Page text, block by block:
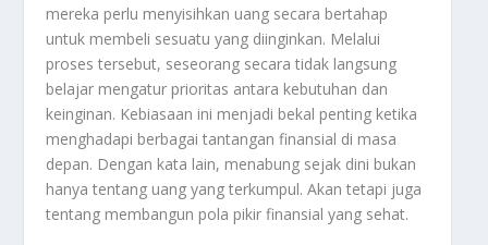
mereka perlu menyisihkan uang secara bertahap
untuk membeli sesuatu yang diinginkan. Melalui
proses tersebut, seseorang secara tidak langsung
belajar mengatur prioritas antara kebutuhan dan
keinginan. Kebiasaan ini menjadi bekal penting ketika
menghadapi berbagai tantangan finansial di masa
depan. Dengan kata lain, menabung sejak dini bukan
hanya tentang uang yang terkumpul. Akan tetapi juga
tentang membangun pola pikir finansial yang sehat.